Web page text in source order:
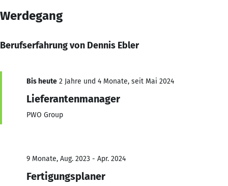
Werdegang
Berufserfahrung von Dennis Ebler
Bis heute 2 Jahre und 4 Monate, seit Mai 2024
Lieferantenmanager
PWO Group
9 Monate, Aug. 2023 - Apr. 2024
Fertigungsplaner